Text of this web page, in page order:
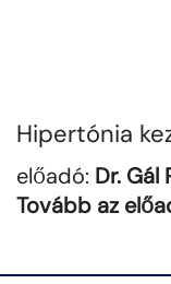
Hipertónia
előadó: Dr. Gál
Tovább az